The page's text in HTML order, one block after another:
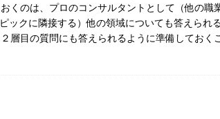
くのは、プロのコンサルタントとして（他の
ックに隣接する）他の領域についても答えられ
層目の質問にも答えられるように準備しておく